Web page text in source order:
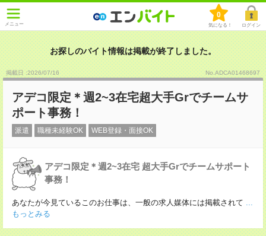
メニュー
0
気になる！ ログイン
お探しのバイト情報は掲載が終了しました。
掲載日 :2026/07/16 No.ADCA01468697
アデコ限定＊週2~3在宅超大手Grでチームサ
ポート事務！
派遣 職種未経験OK WEB登録・面接OK
アデコ限定＊週2~3在宅 超大手Grでチームサポート
事務！
あなたが今見ているこのお仕事は、一般の求人媒体には掲載されて ...
もっとみる